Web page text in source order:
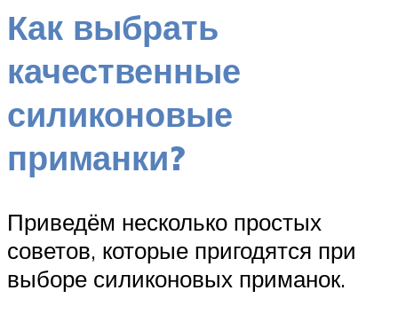
Как выбрать
качественные
силиконовые
приманки?
Приведём несколько простых
советов, которые пригодятся при
выборе силиконовых приманок.